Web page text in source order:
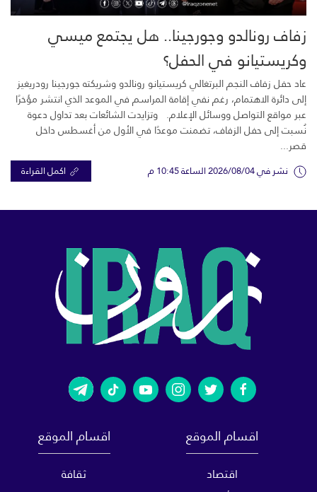
زفاف رونالدو وجورجينا.. هل يجتمع ميسي
وكريستيانو في الحفل؟
عاد حفل زفاف النجم البرتغالي كريستيانو رونالدو وشريكته جورجينا رودريغيز
إلى دائرة الاهتمام، رغم نفي إقامة المراسم في الموعد الذي انتشر مؤخرًا
عبر مواقع التواصل ووسائل الإعلام. وتزايدت الشائعات بعد تداول دعوة
نُسبت إلى حفل الزفاف، تضمنت موعدًا في الأول من أغسطس داخل
قصر...
نشر في 2026/08/04 الساعة 10:45 م اكمل القراءة
اقسام الموقع
اقتصاد
اقسام الموقع
ثقافة